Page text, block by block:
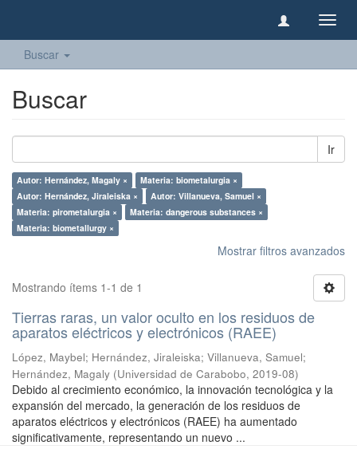
Buscar
Buscar
Ir
Autor: Hernández, Magaly ×
Materia: biometalurgia ×
Autor: Hernández, Jiraleiska ×
Autor: Villanueva, Samuel ×
Materia: pirometalurgia ×
Materia: dangerous substances ×
Materia: biometallurgy ×
Mostrar filtros avanzados
Mostrando ítems 1-1 de 1
Tierras raras, un valor oculto en los residuos de
aparatos eléctricos y electrónicos (RAEE)
López, Maybel; Hernández, Jiraleiska; Villanueva, Samuel;
Hernández, Magaly (Universidad de Carabobo, 2019-08)
Debido al crecimiento económico, la innovación tecnológica y la
expansión del mercado, la generación de los residuos de
aparatos eléctricos y electrónicos (RAEE) ha aumentado
significativamente, representando un nuevo ...